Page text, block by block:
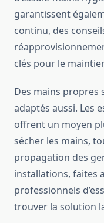
garantissent
continu, des
clés pour le
Des mains propres
adaptés aussi. Les
offrent un moyen
sécher les mains,
propagation des
installations, faites
professionnels
trouver la solution